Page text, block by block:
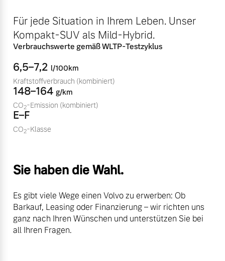
Fahrzeug konfigurieren
Sofort verfügbare Fahrzeuge
Volvo Selekt
Editionsmodelle
Jetzt kennenlernen
Sommer Kompletträder.
Bitte sprechen Sie uns
direkt an.
Finanzierung & Leasing
Versicherung
Für jede Situation in Ihrem Leben. Unser
Kompakt-SUV als Mild-Hybrid.
Verbrauchswerte gemäß WLTP-Testzyklus
6,5–7,2 l/100km
Kraftstoffverbrauch (kombiniert)
148–164 g/km
CO2-Emission (kombiniert)
E–F
CO2-Klasse
Sie haben die Wahl.
Es gibt viele Wege einen Volvo zu erwerben: Ob
Barkauf, Leasing oder Finanzierung – wir richten uns
ganz nach Ihren Wünschen und unterstützen Sie bei
all Ihren Fragen.